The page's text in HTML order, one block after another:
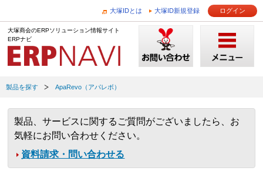
大塚IDとは 大塚ID新規登録 ログイン
大塚商会のERPソリューション情報サイト
ERPナビ
製品を探す ApaRevo（アパレボ）
製品、サービスに関するご質問がございましたら、お
気軽にお問い合わせください。
資料請求・問い合わせる